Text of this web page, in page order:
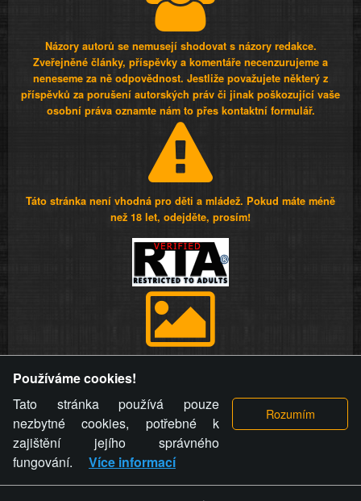
Názory autorů se nemusejí shodovat s názory redakce.
Zveřejněné články, příspěvky a komentáře necenzurujeme a
neneseme za ně odpovědnost. Jestliže považujete některý z
příspěvků za porušení autorských práv či jinak poškozující vaše
osobní práva oznamte nám to přes kontaktní formulář.
Táto stránka není vhodná pro děti a mládež. Pokud máte méně
než 18 let, odejděte, prosím!
videa a komentáře. Osoba, které se toto opatření provozovatele
stránky týče, ani osoba, která umístila fotografii nebo video na
stránku, nemůže z důvodu odstranění fotografie, videa nebo
komentáře pro výše uvedenou okolnost uplatnit vůči
provozovateli stránky žádný nárok na náhradu škody nebo
nemajetkové újmy.
Používáme cookies!
Tato stránka používá pouze
nezbytné cookies, potřebné k
zajištění jejího správného
fungování.
Více informací